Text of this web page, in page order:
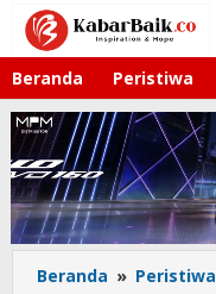
Lewati
konten
Beranda Peristiwa
Beranda » Peristiwa